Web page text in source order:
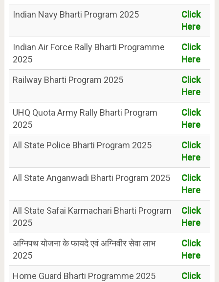
Indian Navy Bharti Program 2025
Click
Here
Indian Air Force Rally Bharti Programme
2025
Click
Here
Railway Bharti Program 2025
Click
Here
UHQ Quota Army Rally Bharti Program
2025
Click
Here
All State Police Bharti Program 2025
Click
Here
All State Anganwadi Bharti Program 2025
Click
Here
All State Safai Karmachari Bharti Program
2025
Click
Here
अग्निपथ योजना के फायदे एवं अग्निवीर सेवा लाभ
2025
Click
Here
Home Guard Bharti Programme 2025
Click